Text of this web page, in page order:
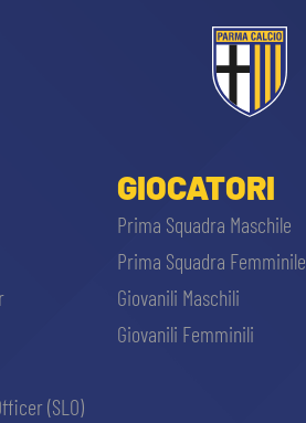
(SLO)
GIOCATORI
Prima Squadra Maschile
Prima Squadra Femminile
Giovanili Maschili
Giovanili Femminili